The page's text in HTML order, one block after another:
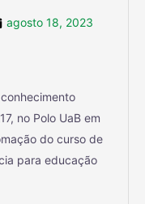
agosto 18, 2023
no Polo UaB em
do curso de
para educação